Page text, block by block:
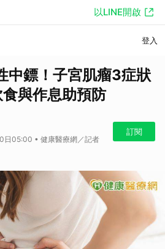
以LINE開啟
登入
中鏢！子宮肌瘤3症狀
與作息助預防
日05:00 • 健康醫療網／記者
訂閱